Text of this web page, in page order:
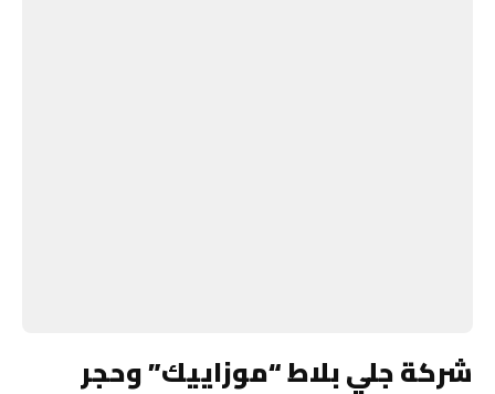
شركة جلي بلاط “موزاييك” وحجر